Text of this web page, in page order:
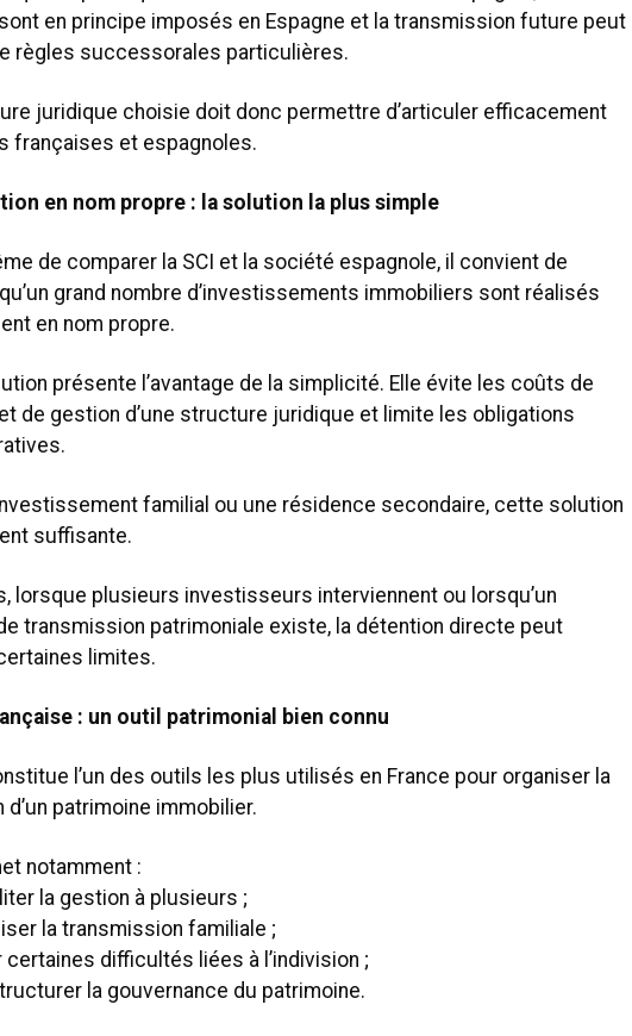
en principe imposés en Espagne et la transmission future peut
règles successorales particulières.
juridique choisie doit donc permettre d’articuler efficacement
françaises et espagnoles.
en nom propre : la solution la plus simple
de comparer la SCI et la société espagnole, il convient de
grand nombre d’investissements immobiliers sont réalisés
en nom propre.
présente l’avantage de la simplicité. Elle évite les coûts de
de gestion d’une structure juridique et limite les obligations
familial ou une résidence secondaire, cette solution
suffisante.
lorsque plusieurs investisseurs interviennent ou lorsqu’un
transmission patrimoniale existe, la détention directe peut
limites.
: un outil patrimonial bien connu
l’un des outils les plus utilisés en France pour organiser la
d’un patrimoine immobilier.
notamment :
la gestion à plusieurs ;
la transmission familiale ;
certaines difficultés liées à l’indivision ;
la gouvernance du patrimoine.